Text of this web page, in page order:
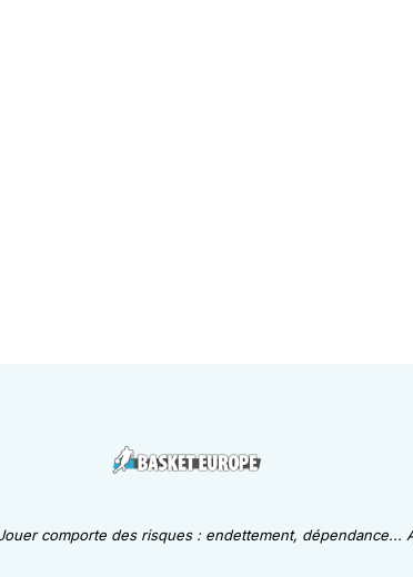
comporte des risques : endettement, dépendance...